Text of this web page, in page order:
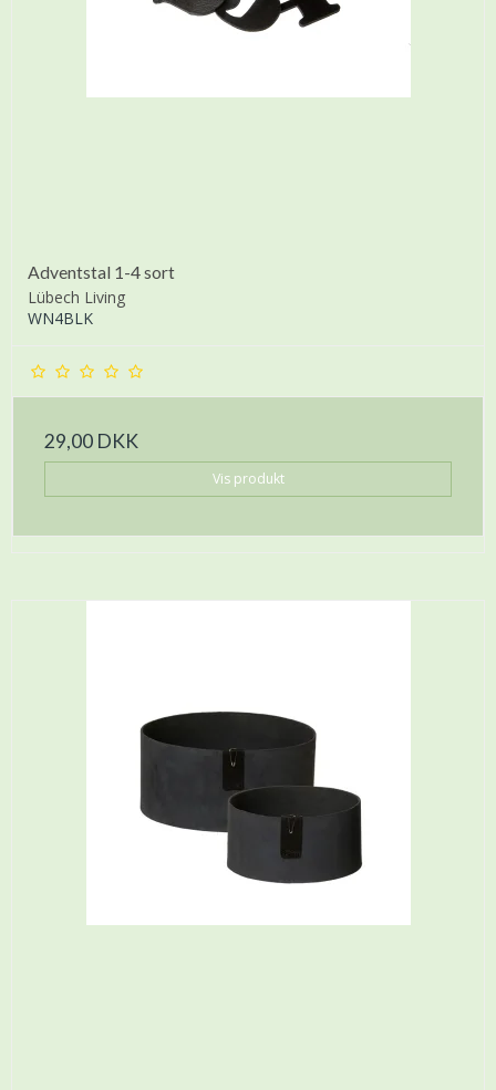
Adventstal 1-4 sort
Lübech Living
WN4BLK
29,00 DKK
Vis produkt